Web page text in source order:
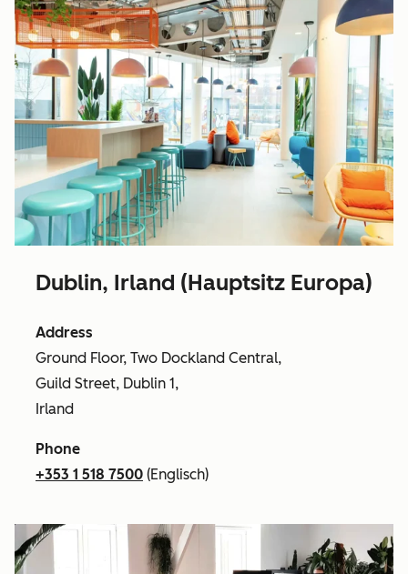
Dublin, Irland (Hauptsitz Europa)
Address
Ground Floor, Two Dockland Central,
Guild Street, Dublin 1,
Irland
Phone
+353 1 518 7500 (Englisch)